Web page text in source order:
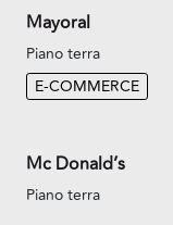
Mayoral
Piano terra
E-COMMERCE
Mc Donald’s
Piano terra